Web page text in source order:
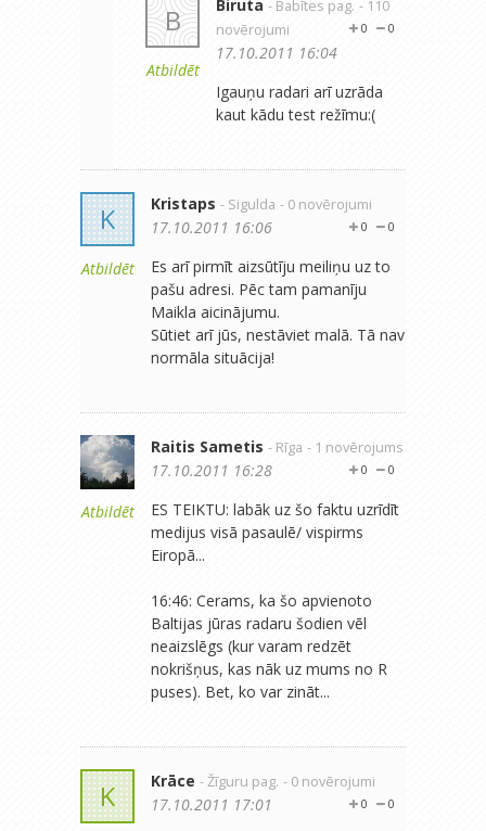
B
Atbildēt
Biruta - Babītes pag. - 110
novērojumi
0
0
17.10.2011 16:04
Igauņu radari arī uzrāda
kaut kādu test režīmu:(
K
Atbildēt
Kristaps - Sigulda - 0 novērojumi
0
0
17.10.2011 16:06
Es arī pirmīt aizsūtīju meiliņu uz to
pašu adresi. Pēc tam pamanīju
Maikla aicinājumu.
Sūtiet arī jūs, nestāviet malā. Tā nav
normāla situācija!
Atbildēt
Raitis Sametis - Rīga - 1 novērojums
0
0
17.10.2011 16:28
ES TEIKTU: labāk uz šo faktu uzrīdīt
medijus visā pasaulē/ vispirms
Eiropā...
16:46: Cerams, ka šo apvienoto
Baltijas jūras radaru šodien vēl
neaizslēgs (kur varam redzēt
nokrišņus, kas nāk uz mums no R
puses). Bet, ko var zināt...
K Krāce - Žīguru pag. - 0 novērojumi
0
0
17.10.2011 17:01